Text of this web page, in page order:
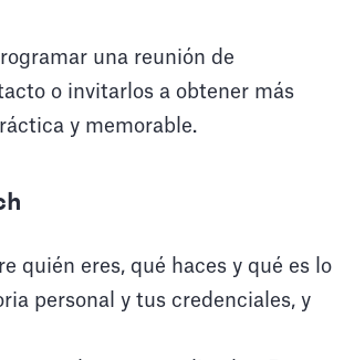
una reunión de
o invitarlos a obtener más
y memorable.
quién eres, qué haces y qué es lo
personal y tus credenciales, y